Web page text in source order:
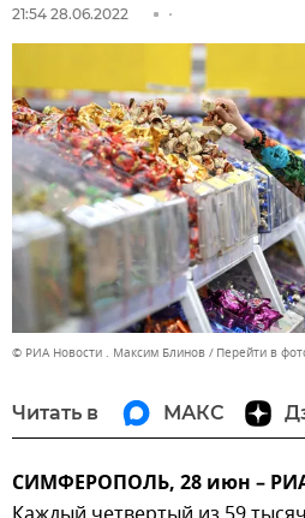
21:54 28.06.2022
© РИА Новости . Максим Блинов Перейти в
Читать в МАКС
СИМФЕРОПОЛЬ, 28 июн –